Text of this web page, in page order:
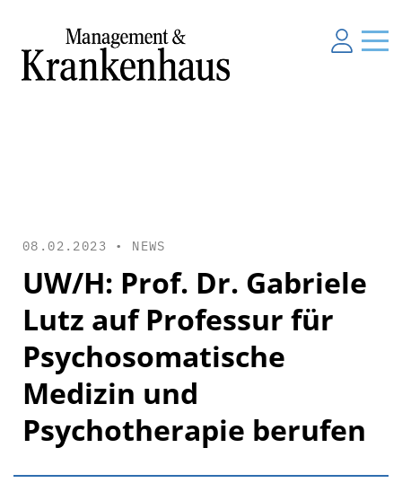
08.02.2023 • NEWS
UW/H: Prof. Dr. Gabriele
Lutz auf Professur für
Psychosomatische
Medizin und
Psychotherapie berufen